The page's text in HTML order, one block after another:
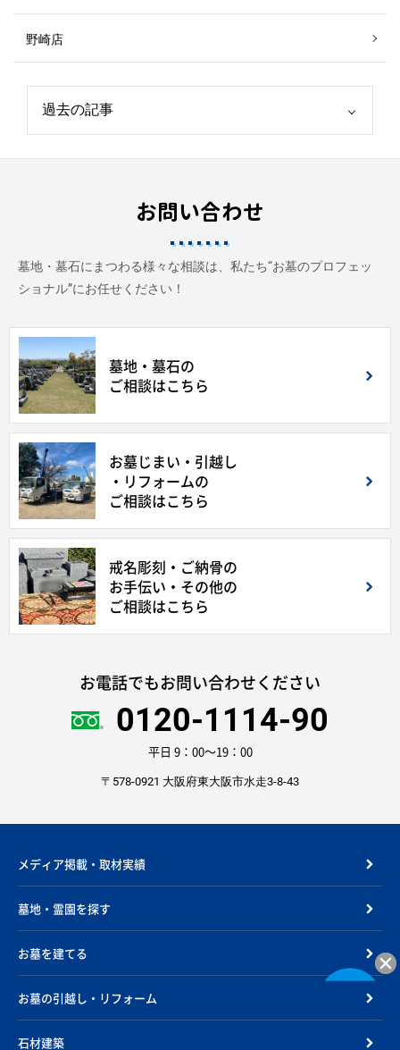
野崎店
お問い合わせ
墓地・墓石にまつわる様々な相談は、私たち“お墓のプロフェッ
ショナル”にお任せください！
墓地・墓石の
ご相談はこちら
お墓じまい・引越し
・リフォームの
ご相談はこちら
戒名彫刻・ご納骨の
お手伝い・その他の
ご相談はこちら
お電話でもお問い合わせください
0120-1114-90
平日 9：00〜19：00
〒578-0921 大阪府東大阪市水走3-8-43
メディア掲載・取材実績
墓地・霊園を探す
お墓を建てる
お墓の引越し・リフォーム
石材建築